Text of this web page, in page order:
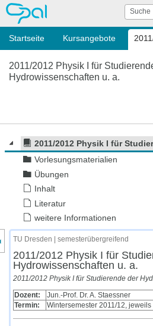
OPAL Suche
Startseite Kursangebote
2011/2012 Physik I für
Hydrowissenschaften u. a.
2011/2012 Physik I für
Vorlesungsmaterialien
Übungen
Inhalt
Literatur
weitere Informationen
des Kursmenüs
TU Dresden | semesterübergreifend
2011/2012 Physik I für
Hydrowissenschaften u. a.
2011/2012 Physik I für Studierende der
Dozent:
Jun.-Prof. Dr. A. Staessner
Termin:
Wintersemester 2011/12,